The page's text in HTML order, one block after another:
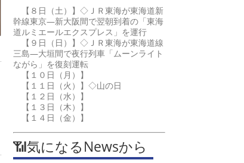
【８日（土）】◇ＪＲ東海が東海道新
幹線東京―新大阪間で翌朝到着の「東海
道ルミエールエクスプレス」を運行
【９日（日）】◇ＪＲ東海が東海道線
三島―大垣間で夜行列車「ムーンライト
ながら」を復刻運転
【１０日（月）】
【１１日（火）】◇山の日
【１２日（水）】
【１３日（木）】
【１４日（金）】
📶気になるNewsから